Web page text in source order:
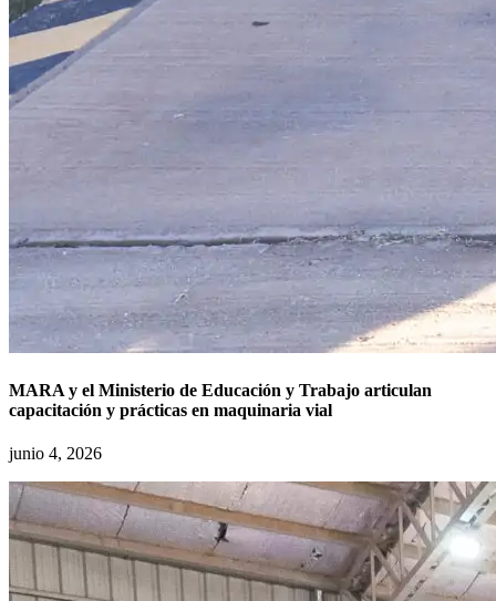
MARA y el Ministerio de Educación y Trabajo articulan
capacitación y prácticas en maquinaria vial
junio 4, 2026